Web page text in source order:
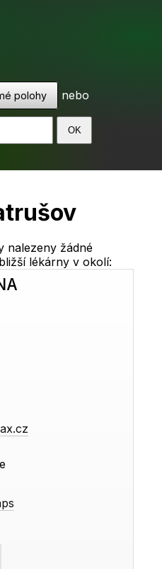
polohy nebo
nalezeny žádné
lékárny v okolí: